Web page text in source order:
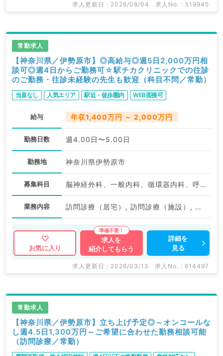
求人更新日 : 2026/08/04 求人No. : 519945
常勤求人
【神奈川県／伊勢原市】◎高給与◎週5日2,000万円相
談可◎週4日からご勤務可☆駅チカクリニックでの往診
のご勤務・往診未経験の先生も歓迎（科目不問／常勤）
当直なし 人気エリア 駅近・徒歩圏内 WEB面接可
給与 年収1,400万円 ～ 2,000万円
勤務日数 週4.00日〜5.00日
勤務地 神奈川県伊勢原市
募集科目 脳神経外科、一般内科、循環器内科、呼吸器内科、消化器内科、内分泌・代謝内科、腎臓内科、老年内科、外科系全般、一般外科、科目不問
業務内容 訪問診療（居宅）, 訪問診療（施設）, 訪問診療（居宅）, 訪問診療（施設）
お気に入り
求人を
紹介してもらう
詳細を
見る
求人更新日 : 2026/03/13 求人No. : 614497
常勤求人
【神奈川県／伊勢原市】立ち上げ予定◎～オンコールな
し週4.5日1,300万円～ご希望に合わせた勤務相談可能
（訪問診療／常勤）